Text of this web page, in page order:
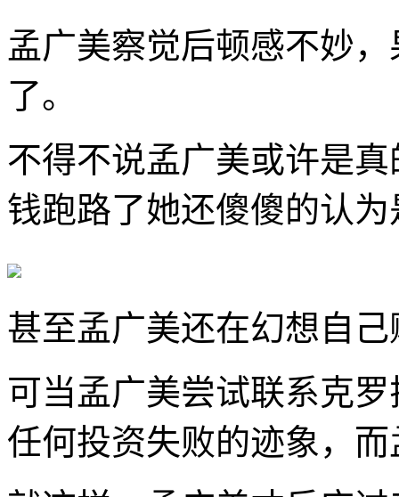
孟广美察觉后顿感不妙
了。
不得不说孟广美或许是
钱跑路了她还傻傻的认
甚至孟广美还在幻想自
可当孟广美尝试联系克
任何投资失败的迹象，